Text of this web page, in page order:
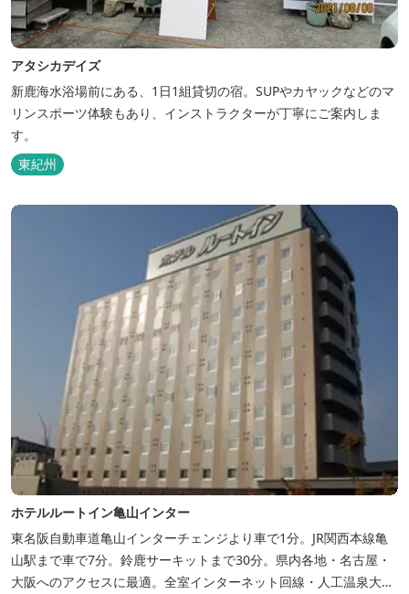
アタシカデイズ
新鹿海水浴場前にある、1日1組貸切の宿。SUPやカヤックなどのマ
リンスポーツ体験もあり、インストラクターが丁寧にご案内しま
す。
東紀州
ホテルルートイン亀山インター
東名阪自動車道亀山インターチェンジより車で1分。JR関西本線亀
山駅まで車で7分。鈴鹿サーキットまで30分。県内各地・名古屋・
大阪へのアクセスに最適。全室インターネット回線・人工温泉大浴